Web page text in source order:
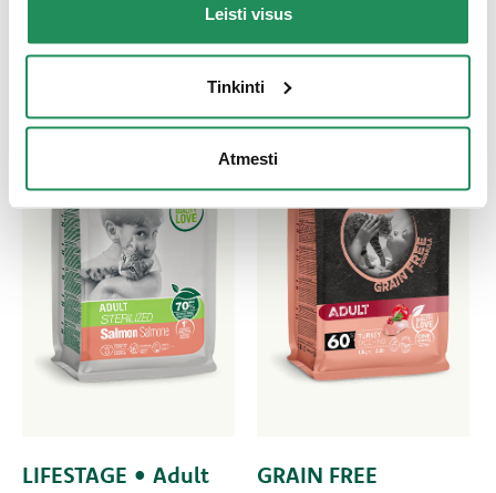
Leisti visus
Tinkinti
Atmesti
LIFESTAGE • Adult
GRAIN FREE